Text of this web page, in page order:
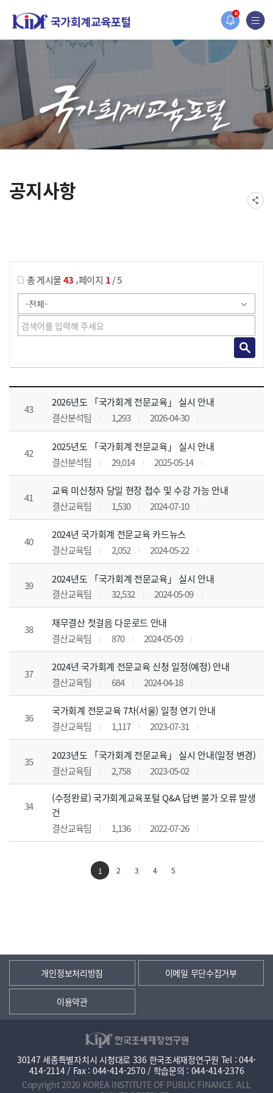
N
홈페이지가 새롭게 개편되었습니다.
한국조세재정연구원홈페이지가 새롭게 개설되었습니다.
공지사항
총 게시물43 ,페이지 1/ 5
공지사항 목록 으로 번호, 제목, 작성자, 조회수, 등록 일, 첨부파일로 나열 되고 있습니다.
43
2026년도 「국가회계 전문교육」 실시 안내
결산분석팀
1,293 2026-04-30
42
2025년도 「국가회계 전문교육」 실시 안내
결산분석팀
29,014 2025-05-14
41
교육 미신청자 당일 현장 접수 및 수강 가능 안내
결산교육팀
1,530 2024-07-10
40
2024년 국가회계 전문교육 카드뉴스
결산교육팀
2,052 2024-05-22
39
2024년도 「국가회계 전문교육」 실시 안내
결산교육팀
32,532 2024-05-09
38
재무결산 첫걸음 다운로드 안내
결산교육팀
870 2024-05-09
37
2024년 국가회계 전문교육 신청 일정(예정) 안내
결산교육팀
684 2024-04-18
36
국가회계 전문교육 7차(서울) 일정 연기 안내
결산교육팀
1,117 2023-07-31
35
2023년도 「국가회계 전문교육」 실시 안내(일정 변경)
결산교육팀
2,758 2023-05-02
34
(수정완료) 국가회계교육포털 Q&A 답변 불가 오류 발생
건
결산교육팀
1,136 2022-07-26
1 2 3 4 5
개인정보처리방침 이메일 무단수집거부
이용약관
30147 세종특별자치시 시청대로 336 한국조세재정연구원 Tel : 044-
414-2114 / Fax : 044-414-2570 / 학습문의 : 044-414-2376
Copyright 2020 KOREA INSTITUTE OF PUBLIC FINANCE. ALL